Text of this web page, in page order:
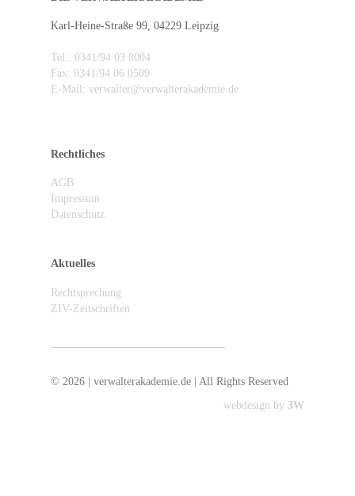
Karl-Heine-Straße 99, 04229 Leipzig
Tel.: 0341/94 03 8004
Fax: 0341/94 06 0509
E-Mail: verwalter@verwalterakademie.de
Rechtliches
AGB
Impressum
Datenschutz
Aktuelles
Rechtsprechung
ZIV-Zeitschriften
© 2026 | verwalterakademie.de | All Rights Reserved
webdesign by 3W